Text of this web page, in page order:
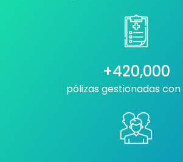
+420,000
pólizas gestionadas